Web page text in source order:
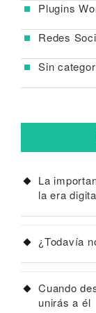
Plugins
Redes
Sin
La
la era
¿Todavía
Cuando
unirás a él